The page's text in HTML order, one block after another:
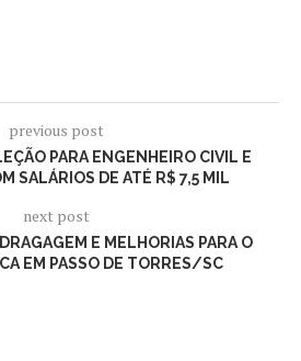
previous post
PARA ENGENHEIRO CIVIL E
SALÁRIOS DE ATÉ R$ 7,5 MIL
next post
E MELHORIAS PARA O
EM PASSO DE TORRES/SC